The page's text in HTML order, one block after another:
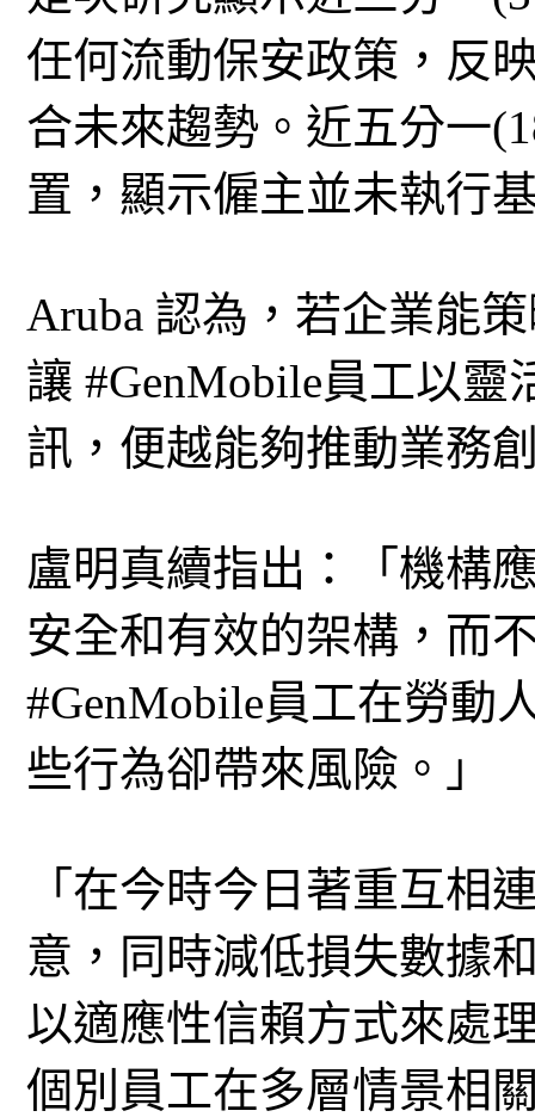
任何流動保安政策，反
合未來趨勢。近五分一
置，顯示僱主並未執行
Aruba 認為，若企業能
讓 #GenMobile員工以
訊，便越能夠推動業務
盧明真續指出：「機構
安全和有效的架構，而
#GenMobile員工在勞動
些行為卻帶來風險。」
「在今時今日著重互相
意，同時減低損失數據
以適應性信賴方式來處
個別員工在多層情景相